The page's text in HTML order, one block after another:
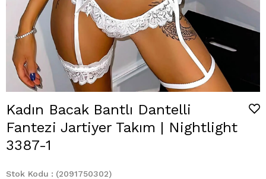
Kadın Bacak Bantlı Dantelli
Fantezi Jartiyer Takım | Nightlight
3387-1
Stok Kodu
(2091750302)